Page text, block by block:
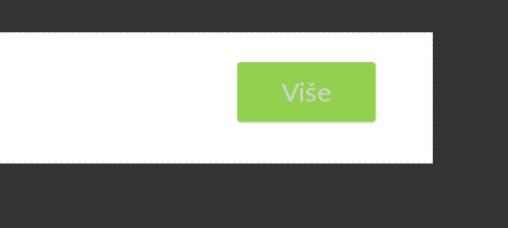
Više